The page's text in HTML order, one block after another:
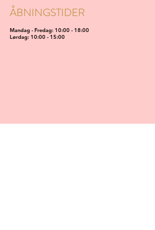
ÅBNINGSTIDER
Mandag - Fredag: 10:00 - 18:00
Lørdag: 10:00 - 15:00